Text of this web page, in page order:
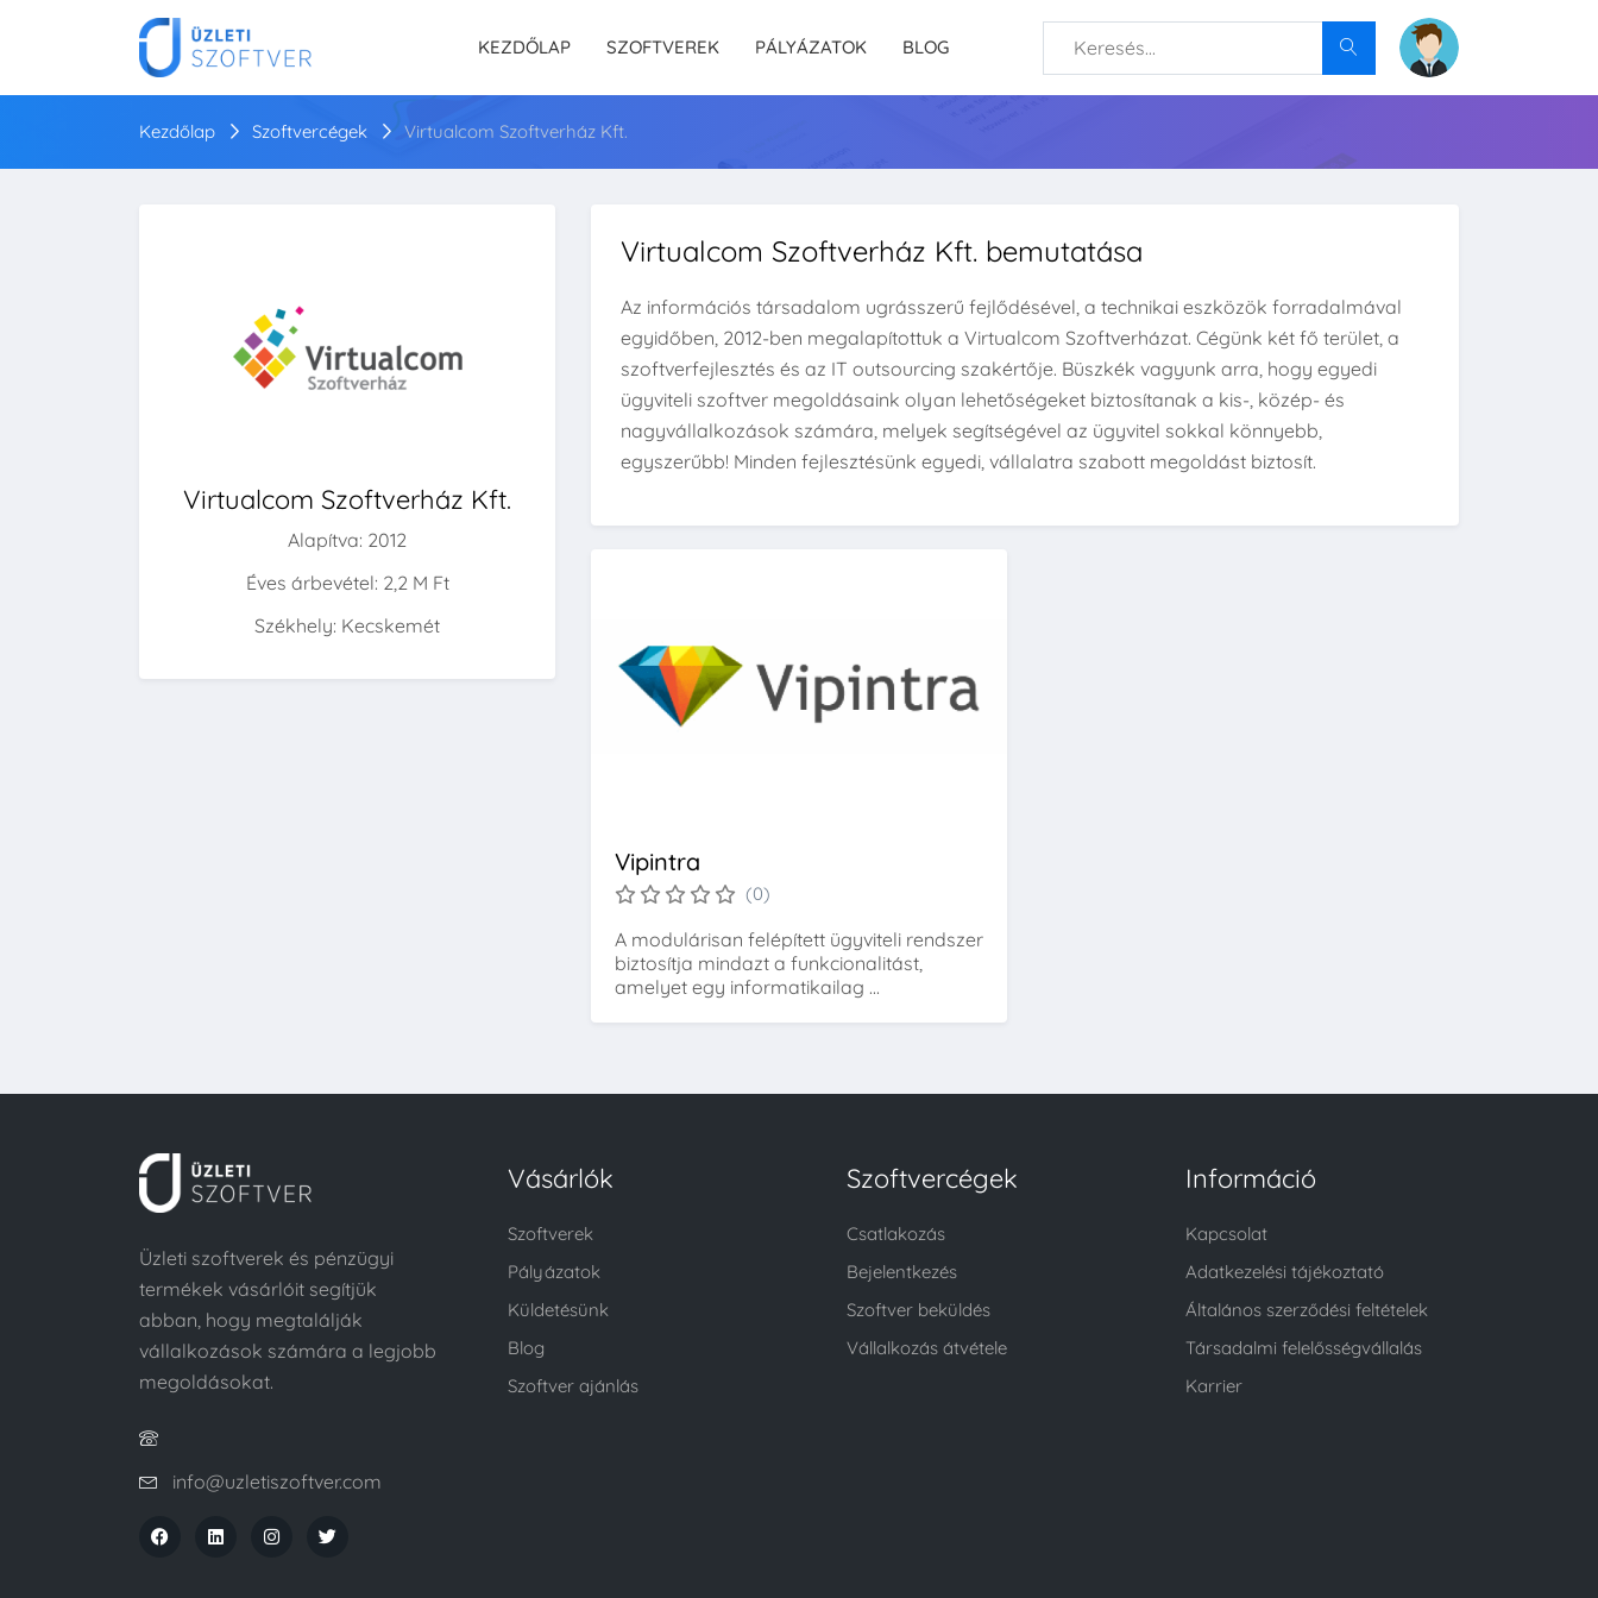
KEZDŐLAP SZOFTVEREK PÁLYÁZATOK BLOG
Kezdőlap Szoftvercégek Virtualcom Szoftverház Kft.
Virtualcom Szoftverház Kft.
Alapítva: 2012
Éves árbevétel: 2,2 M Ft
Székhely: Kecskemét
Virtualcom Szoftverház Kft. bemutatása
Az információs társadalom ugrásszerű fejlődésével, a technikai eszközök forradalmával
egyidőben, 2012-ben megalapítottuk a Virtualcom Szoftverházat. Cégünk két fő terület, a
szoftverfejlesztés és az IT outsourcing szakértője. Büszkék vagyunk arra, hogy egyedi
ügyviteli szoftver megoldásaink olyan lehetőségeket biztosítanak a kis-, közép- és
nagyvállalkozások számára, melyek segítségével az ügyvitel sokkal könnyebb,
egyszerűbb! Minden fejlesztésünk egyedi, vállalatra szabott megoldást biztosít.
Vipintra
(0)
A modulárisan felépített ügyviteli rendszer
biztosítja mindazt a funkcionalitást,
amelyet egy informatikailag ...
Üzleti szoftverek és pénzügyi
termékek vásárlóit segítjük
abban, hogy megtalálják
vállalkozások számára a legjobb
megoldásokat.
info@uzletiszoftver.com
Vásárlók
Szoftverek
Pályázatok
Küldetésünk
Blog
Szoftver ajánlás
Szoftvercégek
Csatlakozás
Bejelentkezés
Szoftver beküldés
Vállalkozás átvétele
Információ
Kapcsolat
Adatkezelési tájékoztató
Általános szerződési feltételek
Társadalmi felelősségvállalás
Karrier